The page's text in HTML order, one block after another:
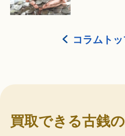
コラムト
買取できる古銭